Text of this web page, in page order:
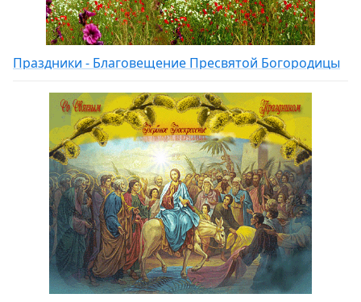
Праздники - Благовещение Пресвятой Богородицы